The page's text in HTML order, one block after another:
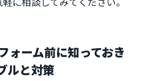
ォーム前に知っておき
ルと対策